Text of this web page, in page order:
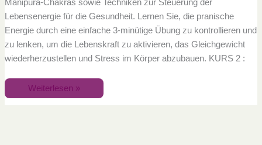
Manipura-Chakras sowie Techniken zur Steuerung der
Lebensenergie für die Gesundheit. Lernen Sie, die pranische
Energie durch eine einfache 3-minütige Übung zu kontrollieren und
zu lenken, um die Lebenskraft zu aktivieren, das Gleichgewicht
wiederherzustellen und Stress im Körper abzubauen. KURS 2 :
Weiterlesen »